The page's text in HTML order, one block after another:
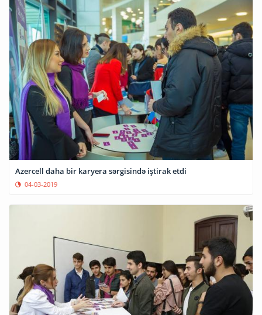
Azercell daha bir karyera sərgisində iştirak etdi
04-03-2019